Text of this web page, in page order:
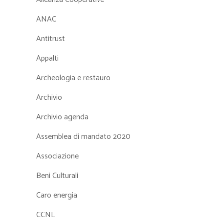
ANAC
Antitrust
Appalti
Archeologia e restauro
Archivio
Archivio agenda
Assemblea di mandato 2020
Associazione
Beni Culturali
Caro energia
CCNL